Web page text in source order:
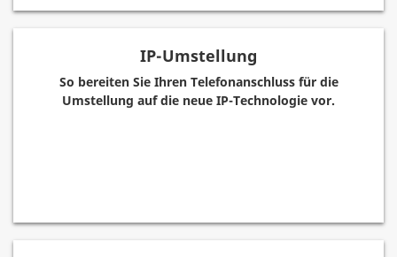
IP-Umstellung
So bereiten Sie Ihren Telefonanschluss für die
Umstellung auf die neue IP-Technologie vor.